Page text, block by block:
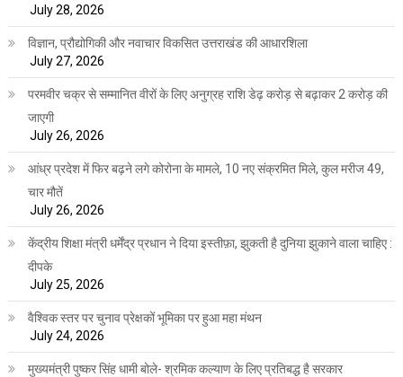
July 28, 2026
विज्ञान, प्रौद्योगिकी और नवाचार विकसित उत्तराखंड की आधारशिला
July 27, 2026
परमवीर चक्र से सम्मानित वीरों के लिए अनुग्रह राशि डेढ़ करोड़ से बढ़ाकर 2 करोड़ की
जाएगी
July 26, 2026
आंध्र प्रदेश में फिर बढ़ने लगे कोरोना के मामले, 10 नए संक्रमित मिले, कुल मरीज 49,
चार मौतें
July 26, 2026
केंद्रीय शिक्षा मंत्री धर्मेंद्र प्रधान ने दिया इस्तीफ़ा, झुकती है दुनिया झुकाने वाला चाहिए :
दीपके
July 25, 2026
वैश्विक स्तर पर चुनाव प्रेक्षकों भूमिका पर हुआ महा मंथन
July 24, 2026
मुख्यमंत्री पुष्कर सिंह धामी बोले- श्रमिक कल्याण के लिए प्रतिबद्ध है सरकार